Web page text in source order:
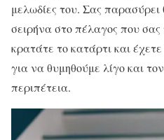
μελωδίες του. Σας
σειρήνα στο πέλαγος που σας
κρατάτε το κατάρτι και
για να θυμηθούμε λίγο και
περιπέτεια.